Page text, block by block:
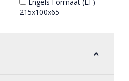
215x100x65